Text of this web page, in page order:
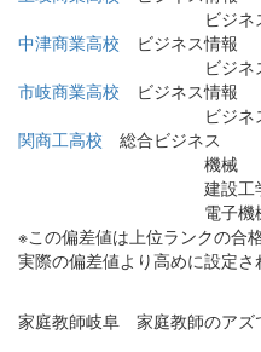
ビジネ
中津商業高校 ビジネス情報
ビジネ
市岐商業高校 ビジネス情報
ビジネ
関商工高校 総合ビジネス
機械
建設工
電子機
※この偏差値は上位ランクの合
実際の偏差値より高めに設定さ
家庭教師岐阜 家庭教師のアズ